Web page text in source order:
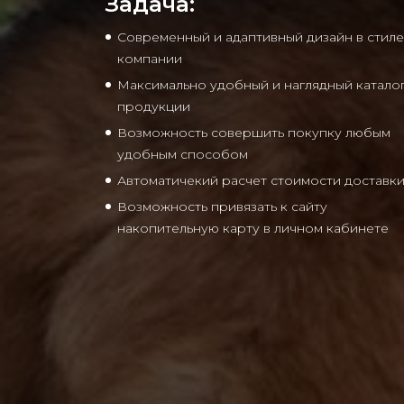
Современный и адаптивный дизайн в стиле
компании
Максимально удобный и наглядный
продукции
Возможность совершить покупку любым
удобным способом
Автоматичекий расчет стоимости доставки
Возможность привязать к сайту
накопительную карту в личном кабинете